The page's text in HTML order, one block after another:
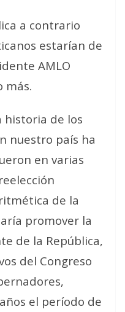
a contrario
estarían de
AMLO
más.
historia de los
nuestro país ha
en varias
de la
promover la
de la República,
del Congreso
el período de